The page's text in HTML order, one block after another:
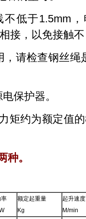
低于1.5mm
接，以免接触
，请检查钢丝
保护器。
矩约为额定值
种。
额定起重量
Kg
起升速度
M/min